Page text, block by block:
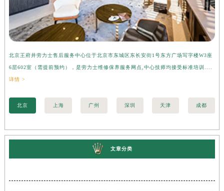
北京王府井劳力士售后服务中心位于北京市东城区东长安街1号东方广场写字楼W3座
6层602室（需提前预约），是劳力士维修保养服务网点,中心技师均接受标准培训....
详情 >
北京 上海 广州 深圳 天津 成都
文章分类